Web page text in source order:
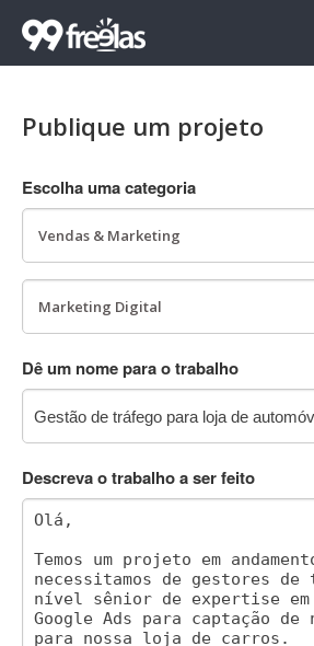
Publique um projeto
Escolha uma categoria
Dê um nome para o trabalho
Descreva o trabalho a ser feito